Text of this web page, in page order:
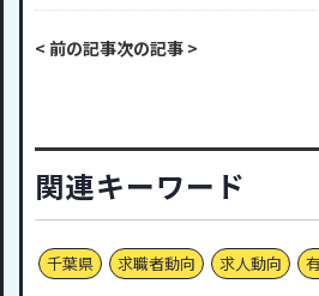
< 前の記事次の記事 >
関連キーワード
千葉県 求職者動向 求人動向